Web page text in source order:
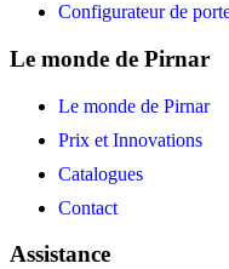
Configurateur de
Le monde de Pirnar
Le monde de Pirnar
Prix et Innovations
Catalogues
Contact
Assistance